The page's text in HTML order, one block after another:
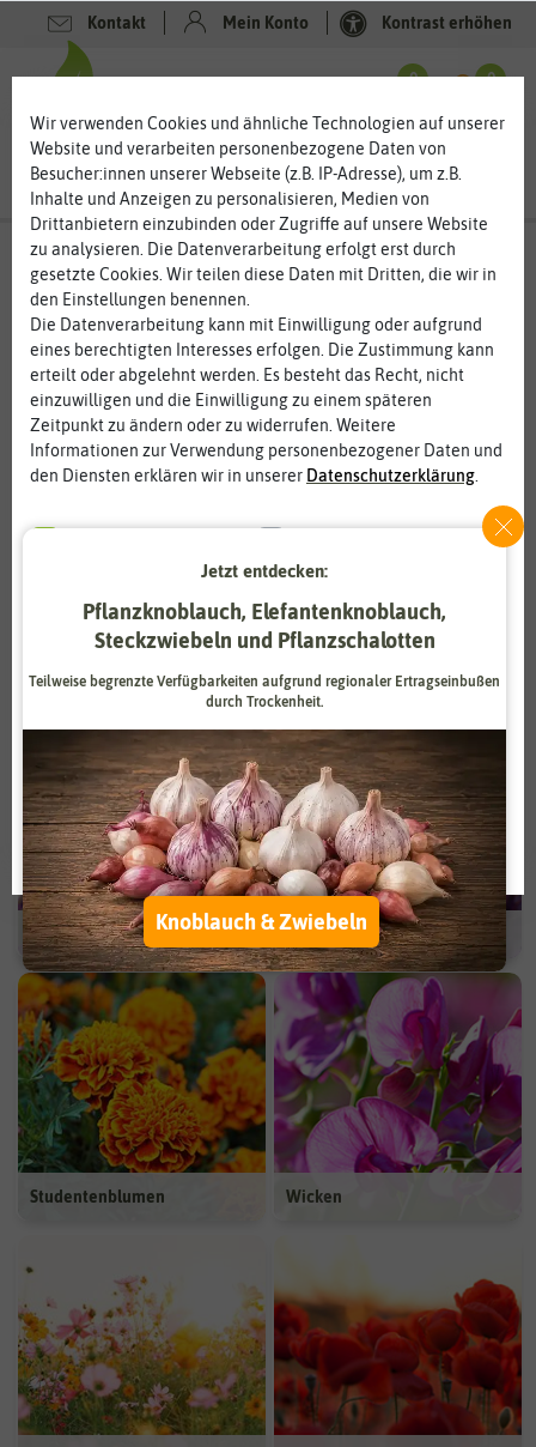
Kontakt Mein Konto Kontrast erhöhen
0 0
Blumensamen
Blumensamen für Garten und Balkon – ein Feuerwerk
der Blüten
Ein Garten ohne Blumen? Undenkbar. Die Vielzahl an Blumen in
unterschiedlichen Farben und Blütenformen machen einen
Garten erst einzigartig, wundervoll und zauberhaft. Es muss nicht
immer die Blume mit dem WOW-Effekt sein, denn erst die
Kombination und die Artenvielfalt von vielen Blüten machen den
Garten oder den Balkon zu jeder Jahreszeit zu einem kleinen
Mischungen Sonnenblumen
Veilchen Astern
Studentenblumen Wicken
Filter
Wir verwenden Cookies und ähnliche Technologien auf unserer
Website und verarbeiten personenbezogene Daten von
Besucher:innen unserer Webseite (z.B. IP-Adresse), um z.B.
Inhalte und Anzeigen zu personalisieren, Medien von
Drittanbietern einzubinden oder Zugriffe auf unsere Website
zu analysieren. Die Datenverarbeitung erfolgt erst durch
gesetzte Cookies. Wir teilen diese Daten mit Dritten, die wir in
den Einstellungen benennen.
Die Datenverarbeitung kann mit Einwilligung oder aufgrund
eines berechtigten Interesses erfolgen. Die Zustimmung kann
erteilt oder abgelehnt werden. Es besteht das Recht, nicht
einzuwilligen und die Einwilligung zu einem späteren
Zeitpunkt zu ändern oder zu widerrufen. Weitere
Informationen zur Verwendung personenbezogener Daten und
den Diensten erklären wir in unserer Daten­schutz­erklärung
Zahlungsdienstleister Marketing
Externe Medien Funktional
Weitere Einstellungen
Alle akzeptieren
Alle ablehnen
Auswahl akzeptieren
Jetzt entdecken:
Pflanzknoblauch, Elefantenknoblauch,
Steckzwiebeln und Pflanzschalotten
Teilweise begrenzte Verfügbarkeiten aufgrund regionaler Ertragseinbußen
durch Trockenheit.
Knoblauch & Zwiebeln